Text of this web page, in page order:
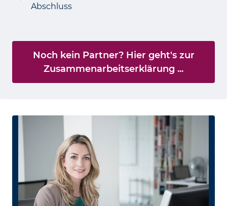
Abschluss
Noch kein Partner? Hier geht's zur
Zusammenarbeitserklärung ...